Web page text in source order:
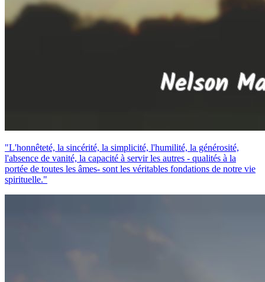
"L'honnêteté, la sincérité, la simplicité, l'humilité, la générosité,
l'absence de vanité, la capacité à servir les autres - qualités à la
portée de toutes les âmes- sont les véritables fondations de notre vie
spirituelle."